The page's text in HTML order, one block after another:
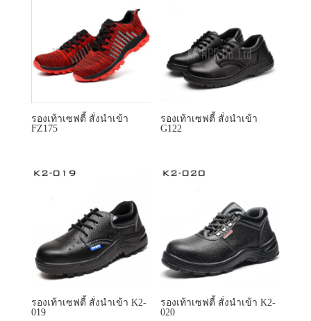
รองเท้าเซฟตี้ สั่งนำเข้า
FZ175
รองเท้าเซฟตี้ สั่งนำเข้า
G122
รองเท้าเซฟตี้ สั่งนำเข้า K2-
019
รองเท้าเซฟตี้ สั่งนำเข้า K2-
020